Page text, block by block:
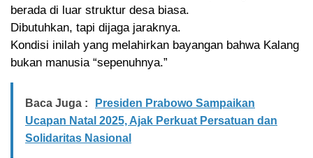
berada di luar struktur desa biasa.
Dibutuhkan, tapi dijaga jaraknya.
Kondisi inilah yang melahirkan bayangan bahwa Kalang
bukan manusia “sepenuhnya.”
Baca Juga :
Presiden Prabowo Sampaikan
Ucapan Natal 2025, Ajak Perkuat Persatuan dan
Solidaritas Nasional